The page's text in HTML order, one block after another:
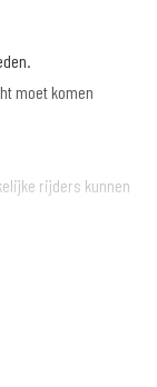
moet komen
rijders kunnen